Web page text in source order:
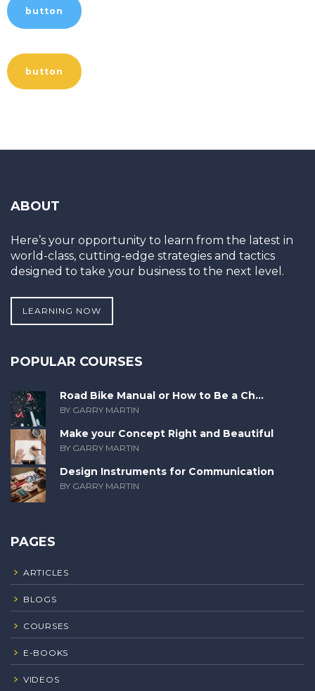
button
button
ABOUT
Here’s your opportunity to learn from the latest in
world-class, cutting-edge strategies and tactics
designed to take your business to the next level.
LEARNING NOW
POPULAR COURSES
Road Bike Manual or How to Be a Ch...
BY GARRY MARTIN
Make your Concept Right and Beautiful
BY GARRY MARTIN
Design Instruments for Communication
BY GARRY MARTIN
PAGES
ARTICLES
BLOGS
COURSES
E-BOOKS
VIDEOS